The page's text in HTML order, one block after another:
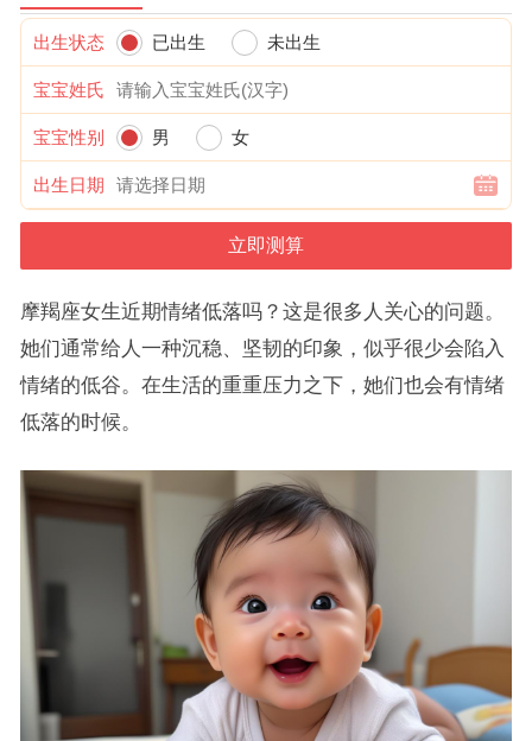
出生状态 已出生 未出生
宝宝姓氏
宝宝性别 男 女
出生日期
摩羯座女生近期情绪低落吗？这是很多人关心的问题。
她们通常给人一种沉稳、坚韧的印象，似乎很少会陷入
情绪的低谷。在生活的重重压力之下，她们也会有情绪
低落的时候。